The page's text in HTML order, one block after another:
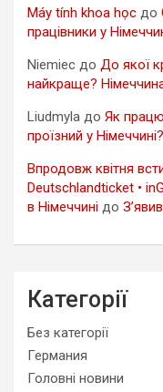
Máy tính khoa học до
працівники у
Niemiec до До якої
найкраще?
Liudmyla до Як
проїзний у Німеччині?
Впродовж квітня
Deutschlandticket •
в Німеччині до
Категорії
Без категорії
Германия
Головні новини